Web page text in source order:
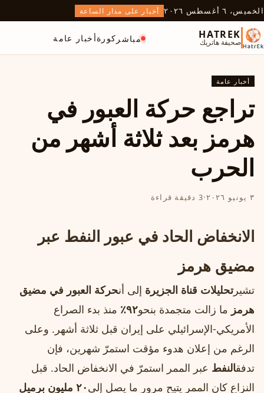
الخميس، ٦ أغسطس ٢٠٢٦ أخبار على مدار الساعة
HATREK
صحيفة هاتريك مباشر كورةأخبار عامة
أخبار عامة
تراجع حركة العبور في
هرمز بعد ثلاثة أشهر من
الحرب
٣ يونيو ٢٠٢٦ ·3 دقيقة قراءة
الانخفاض الحاد في عبور النفط عبر
مضيق هرمز
تشيرتحليلات قناة الجزيرة إلى أنحركة العبور في مضيق
هرمز ما زالت متجمدة بنحو٩٢٪
منذ بدء الصراع
الأمريكي‑الإسرائيلي على إيران قبل ثلاثة أشهر. وعلى
الرغم من إعلان هدوء مؤقت استمرّ شهرين، فإن
تدفقالنفط عبر الممر استمرّ في الانخفاض الحاد. قبل
النزاع كان الممر يتيح مرور ما يصل إلى٢٠ مليون برميل